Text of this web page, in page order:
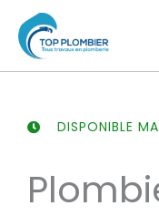
contenu
DISPONIBLE